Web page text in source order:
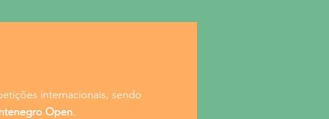
internacionais, sendo
Open.